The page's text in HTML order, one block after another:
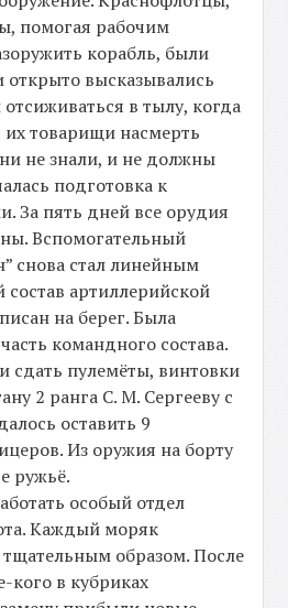
помогая рабочим
корабль, были
высказывались
в тылу, когда
их товарищи насмерть
не знали, и не должны
подготовка к
За пять дней все орудия
Вспомогательный
снова стал линейным
артиллерийской
на берег. Была
командного состава.
сдать пулемёты, винтовки
2 ранга С. М. Сергееву с
оставить 9
Из оружия на борту
ружьё.
особый отдел
Каждый моряк
образом. После
кого в кубриках